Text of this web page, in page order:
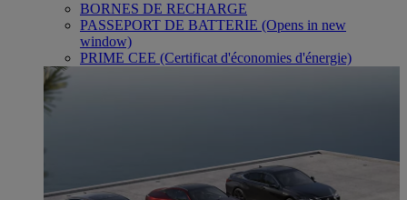
BORNES DE RECHARGE
PASSEPORT DE BATTERIE (Opens in new
window)
PRIME CEE (Certificat d'économies d'énergie)